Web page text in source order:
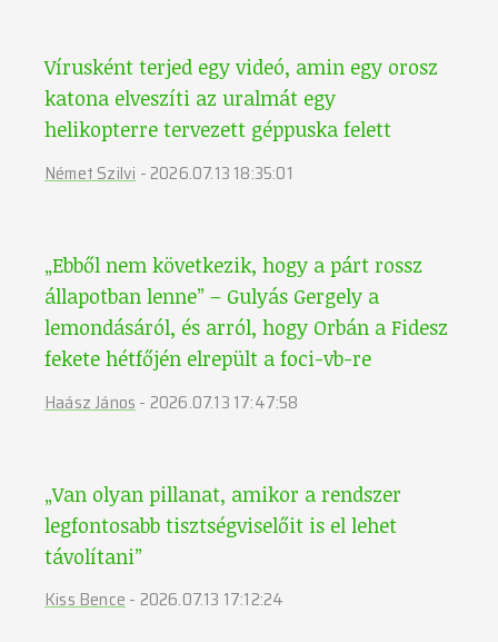
Vírusként terjed egy videó, amin egy orosz
katona elveszíti az uralmát egy
helikopterre tervezett géppuska felett
Német Szilvi - 2026.07.13 18:35:01
„Ebből nem következik, hogy a párt rossz
állapotban lenne” – Gulyás Gergely a
lemondásáról, és arról, hogy Orbán a Fidesz
fekete hétfőjén elrepült a foci-vb-re
Haász János - 2026.07.13 17:47:58
„Van olyan pillanat, amikor a rendszer
legfontosabb tisztségviselőit is el lehet
távolítani”
Kiss Bence- 2026.07.13 17:12:24